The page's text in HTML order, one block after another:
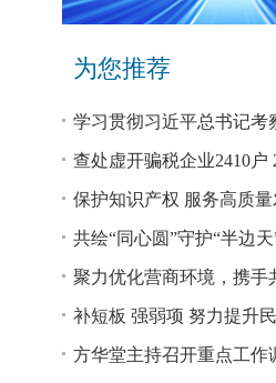
为您推荐
学习贯彻习近平总书记考
和指示精神专题研讨班开
查处虚开骗税企业2410户
回税款损失48.2亿元
保护知识产权 服务高质
省公安厅公布打击侵犯知
典型案例
共绘“同心圆”守护“半边
察院、省妇联共同主办检
聚力优化营商环境，携手
—— 省法院驻大坪村工作
部赴企参观学习调研
补短板 强弱项 努力提升
力
方华堂主持召开重点工作